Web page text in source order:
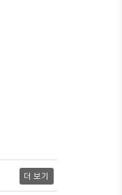
더 보기